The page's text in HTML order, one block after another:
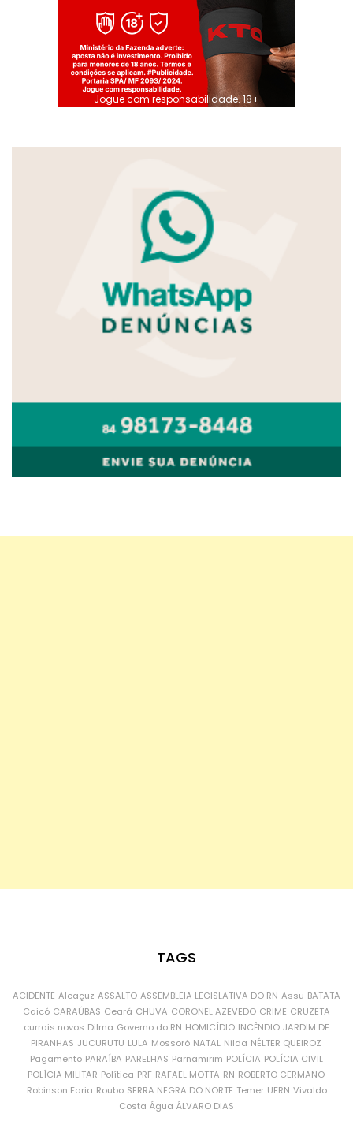
Jogue com responsabilidade. 18+
TAGS
ACIDENTE Alcaçuz ASSALTO ASSEMBLEIA LEGISLATIVA DO RN Assu BATATA
Caicó CARAÚBAS Ceará CHUVA CORONEL AZEVEDO CRIME CRUZETA
currais novos Dilma Governo do RN HOMICÍDIO INCÊNDIO JARDIM DE
PIRANHAS JUCURUTU LULA Mossoró NATAL Nilda NÉLTER QUEIROZ
Pagamento PARAÍBA PARELHAS Parnamirim POLÍCIA POLÍCIA CIVIL
POLÍCIA MILITAR Política PRF RAFAEL MOTTA RN ROBERTO GERMANO
Robinson Faria Roubo SERRA NEGRA DO NORTE Temer UFRN Vivaldo
Costa Água ÁLVARO DIAS